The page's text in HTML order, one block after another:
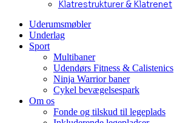
Klatrestrukturer & Klatrenet
Uderumsmøbler
Underlag
Sport
Multibaner
Udendørs Fitness & Calistenics
Ninja Warrior baner
Cykel bevægelsespark
Om os
Fonde og tilskud til legeplads